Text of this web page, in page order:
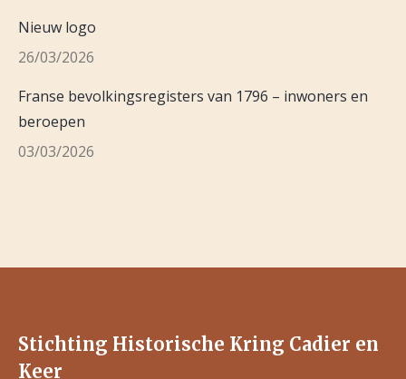
Nieuw logo
26/03/2026
Franse bevolkingsregisters van 1796 – inwoners en
beroepen
03/03/2026
Stichting Historische Kring Cadier en
Keer